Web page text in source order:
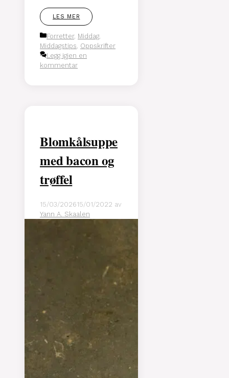
LES MER
Kategorier
Forretter, Middag,
Middagstips, Oppskrifter
Legg igjen en
kommentar
Blomkålsuppe
med bacon og
trøffel
15/03/202615/01/2022 av
Yann A. Skaalen